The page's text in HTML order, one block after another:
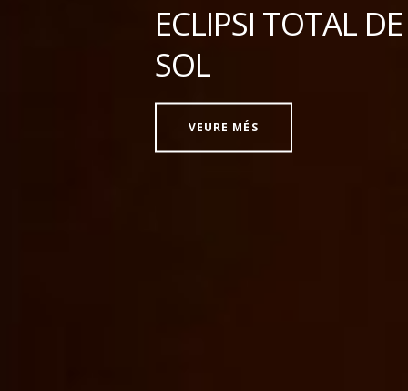
ECLIPSI TOTAL DE
SOL
VEURE MÉS